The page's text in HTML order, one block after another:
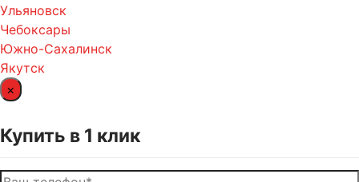
Ульяновск
Чебоксары
Южно-Сахалинск
Якутск
×
Купить в 1 клик